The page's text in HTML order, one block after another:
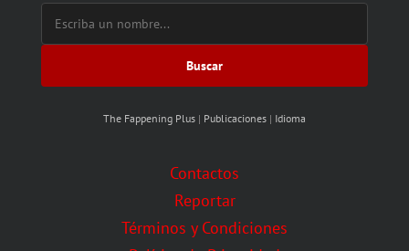
Buscar
The Fappening Plus | Publicaciones | Idioma
Contactos
Reportar
Términos y Condiciones